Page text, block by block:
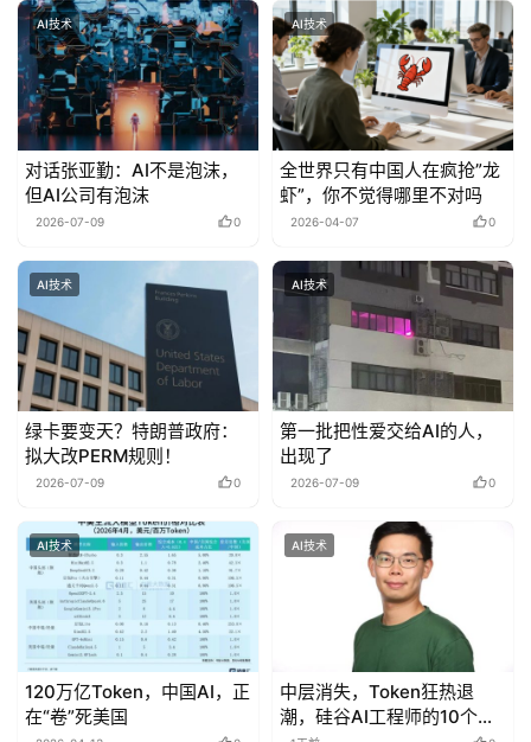
AI技术
对话张亚勤：AI不是泡沫，
但AI公司有泡沫
2026-07-09 0
AI技术
全世界只有中国人在疯抢”龙
虾”，你不觉得哪里不对吗
2026-04-07 0
AI技术
绿卡要变天？特朗普政府：
拟大改PERM规则！
2026-07-09 0
AI技术
第一批把性爱交给AI的人，
出现了
2026-07-09 0
AI技术
120万亿Token，中国AI，正
在“卷”死美国
AI技术
中层消失，Token狂热退
潮，硅谷AI工程师的10个硅